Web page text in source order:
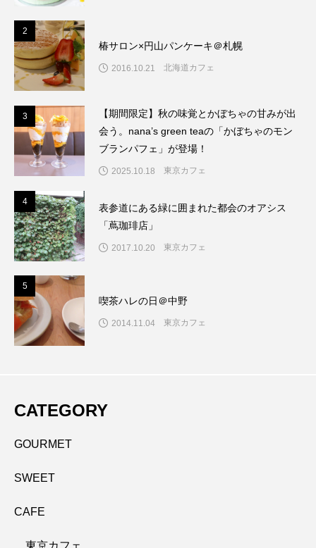
2
椿サロン×円山パンケーキ＠札幌
2016.10.21 北海道カフェ
3
【期間限定】秋の味覚とかぼちゃの甘みが出
会う。nana’s green teaの「かぼちゃのモン
ブランパフェ」が登場！
2025.10.18 東京カフェ
4
表参道にある緑に囲まれた都会のオアシス
「蔦珈琲店」
2017.10.20 東京カフェ
5
喫茶ハレの日＠中野
2014.11.04 東京カフェ
CATEGORY
GOURMET
SWEET
CAFE